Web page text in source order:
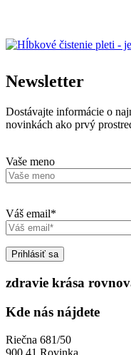
Newsletter
Dostávajte informácie o
novinkách ako prvý
Vaše meno
Váš email*
zdravie krása
Kde nás nájdete
Riečna 681/50
900 41 Rovinka